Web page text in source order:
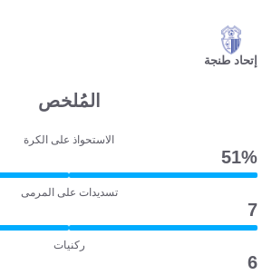
إتحاد طنجة
المُلخص
الاستحواذ على الكرة
51‎%‎
تسديدات على المرمى
7
ركنيات
6